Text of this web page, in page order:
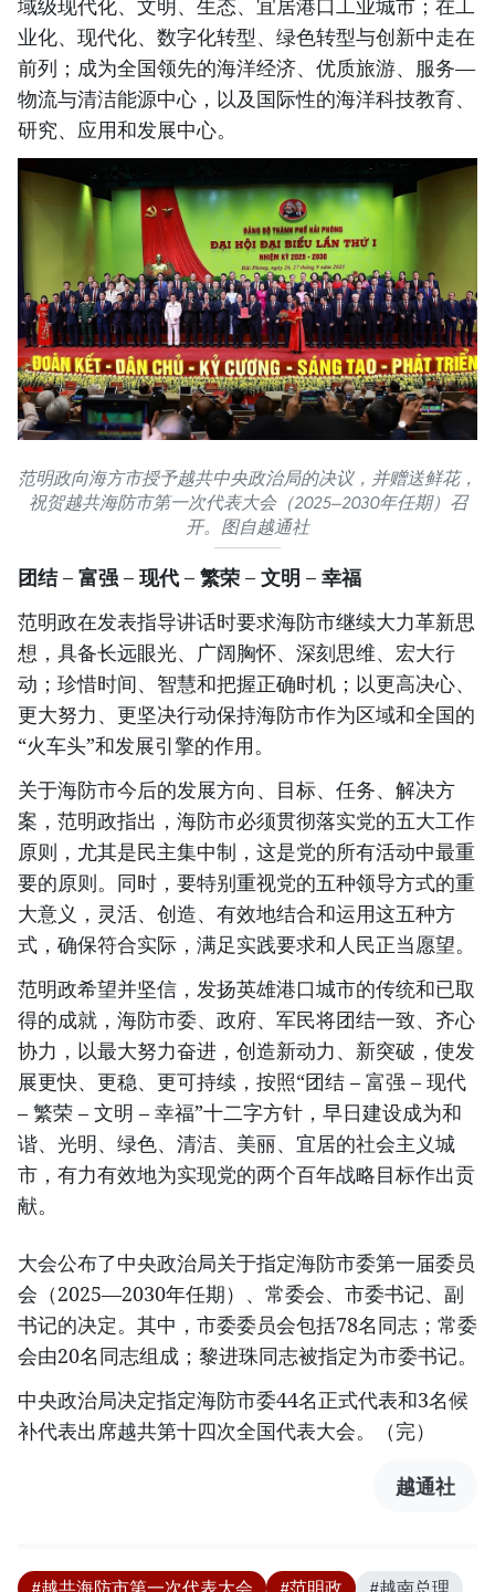
域级现代化、文明、生态、宜居港口工业城市；在工
业化、现代化、数字化转型、绿色转型与创新中走在
前列；成为全国领先的海洋经济、优质旅游、服务—
物流与清洁能源中心，以及国际性的海洋科技教育、
研究、应用和发展中心。
范明政向海方市授予越共中央政治局的决议，并赠送鲜花，
祝贺越共海防市第一次代表大会（2025—2030年任期）召
开。图自越通社
团结 – 富强 – 现代 – 繁荣 – 文明 – 幸福
范明政在发表指导讲话时要求海防市继续大力革新思
想，具备长远眼光、广阔胸怀、深刻思维、宏大行
动；珍惜时间、智慧和把握正确时机；以更高决心、
更大努力、更坚决行动保持海防市作为区域和全国的
“火车头”和发展引擎的作用。
关于海防市今后的发展方向、目标、任务、解决方
案，范明政指出，海防市必须贯彻落实党的五大工作
原则，尤其是民主集中制，这是党的所有活动中最重
要的原则。同时，要特别重视党的五种领导方式的重
大意义，灵活、创造、有效地结合和运用这五种方
式，确保符合实际，满足实践要求和人民正当愿望。
范明政希望并坚信，发扬英雄港口城市的传统和已取
得的成就，海防市委、政府、军民将团结一致、齐心
协力，以最大努力奋进，创造新动力、新突破，使发
展更快、更稳、更可持续，按照“团结 – 富强 – 现代
– 繁荣 – 文明 – 幸福”十二字方针，早日建设成为和
谐、光明、绿色、清洁、美丽、宜居的社会主义城
市，有力有效地为实现党的两个百年战略目标作出贡
献。
大会公布了中央政治局关于指定海防市委第一届委员
会（2025—2030年任期）、常委会、市委书记、副
书记的决定。其中，市委委员会包括78名同志；常委
会由20名同志组成；黎进珠同志被指定为市委书记。
中央政治局决定指定海防市委44名正式代表和3名候
补代表出席越共第十四次全国代表大会。（完）
越通社